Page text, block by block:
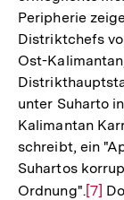
Peripherie
Distriktchefs
Ost-
unter Suharto
Kalimantan
schreibt, ein
Suhartos
Ordnung".Zur
[7]